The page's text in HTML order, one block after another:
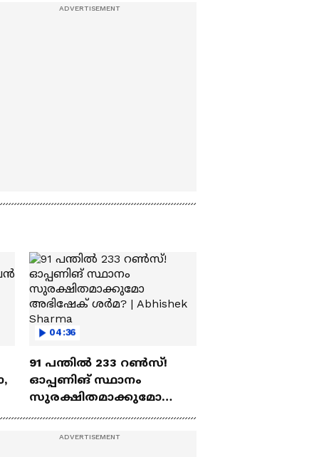
സഭയിലെത്തണമെന്ന്
04:36
91 പന്തില്‍ 233 റണ്‍സ്!
ഓപ്പണിങ് സ്ഥാനം
സുരക്ഷിതമാക്കുമോ
അഭിഷേക് ശർമ? |